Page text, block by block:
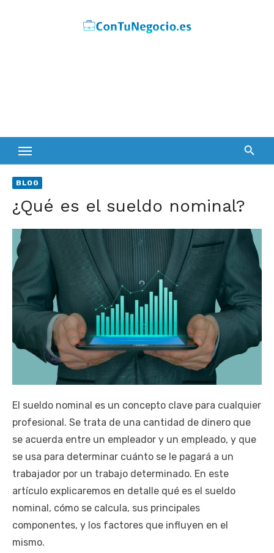
BLOG
¿Qué es el sueldo nominal?
El sueldo nominal es un concepto clave para cualquier
profesional. Se trata de una cantidad de dinero que
se acuerda entre un empleador y un empleado, y que
se usa para determinar cuánto se le pagará a un
trabajador por un trabajo determinado. En este
artículo explicaremos en detalle qué es el sueldo
nominal, cómo se calcula, sus principales
componentes, y los factores que influyen en el
mismo.